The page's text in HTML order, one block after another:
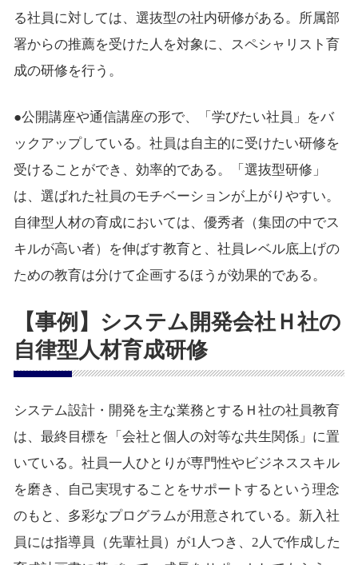
る社員に対しては、選抜型の社内研修がある。所属部
署からの推薦を受けた人を対象に、スペシャリスト育
成の研修を行う。
●公開講座や通信講座の形で、「学びたい社員」をバ
ックアップしている。社員は自主的に受けたい研修を
受けることができ、効率的である。「選抜型研修」
は、選ばれた社員のモチベーションが上がりやすい。
自律型人材の育成においては、優秀者（集団の中でス
キルが高い者）を伸ばす教育と、社員レベル底上げの
ための教育は分けて企画するほうが効果的である。
【事例】システム開発会社Ｈ社の
自律型人材育成研修
システム設計・開発を主な業務とするＨ社の社員教育
は、最終目標を「会社と個人の対等な共生関係」に置
いている。社員一人ひとりが専門性やビジネススキル
を磨き、自己実現することをサポートするという理念
のもと、多彩なプログラムが用意されている。新入社
員には指導員（先輩社員）が1人つき、2人で作成した